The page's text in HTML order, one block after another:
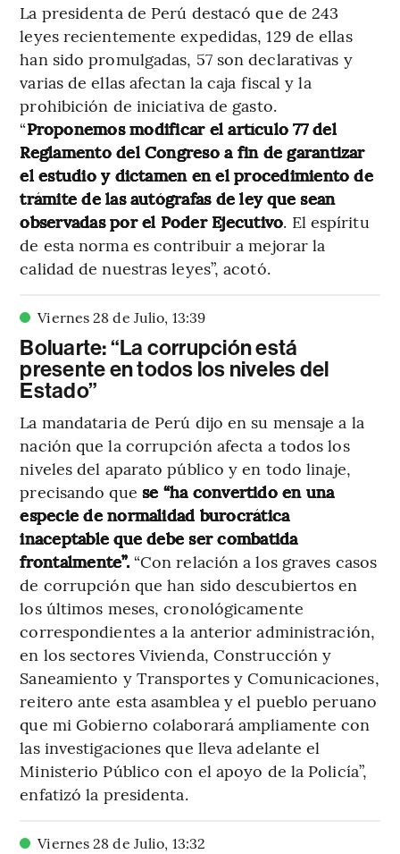
La presidenta de Perú destacó que de 243
leyes recientemente expedidas, 129 de ellas
han sido promulgadas, 57 son declarativas y
varias de ellas afectan la caja fiscal y la
prohibición de iniciativa de gasto.
“Proponemos modificar el artículo 77 del
Reglamento del Congreso a fin de garantizar
el estudio y dictamen en el procedimiento de
trámite de las autógrafas de ley que sean
observadas por el Poder Ejecutivo. El espíritu
de esta norma es contribuir a mejorar la
calidad de nuestras leyes”, acotó.
Viernes 28 de Julio, 13:39
Boluarte: “La corrupción está
presente en todos los niveles del
Estado”
La mandataria de Perú dijo en su mensaje a la
nación que la corrupción afecta a todos los
niveles del aparato público y en todo linaje,
precisando que se “ha convertido en una
especie de normalidad burocrática
inaceptable que debe ser combatida
frontalmente”.“Con relación a los graves casos
de corrupción que han sido descubiertos en
los últimos meses, cronológicamente
correspondientes a la anterior administración,
en los sectores Vivienda, Construcción y
Saneamiento y Transportes y Comunicaciones,
reitero ante esta asamblea y el pueblo peruano
que mi Gobierno colaborará ampliamente con
las investigaciones que lleva adelante el
Ministerio Público con el apoyo de la Policía”,
enfatizó la presidenta.
Viernes 28 de Julio, 13:32